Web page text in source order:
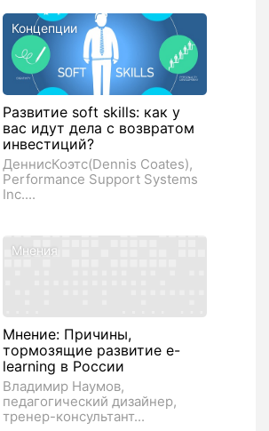
Концепции
Развитие soft skills: как у
вас идут дела с возвратом
инвестиций?
ДеннисКоэтс(Dennis Coates),
Performance Support Systems
Inc....
Мнения
Мнение: Причины,
тормозящие развитие e-
learning в России
Владимир Наумов,
педагогический дизайнер,
тренер-консультант...